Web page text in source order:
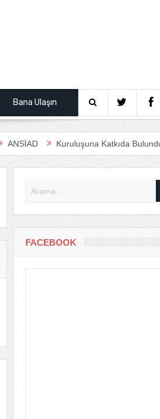
Bana Ulaşın
Kuruluşuna Katkıda Bulunduğu
FACEBOOK